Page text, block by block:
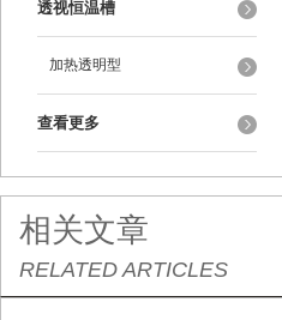
透视恒温槽
加热透明型
查看更多
相关文章
RELATED ARTICLES